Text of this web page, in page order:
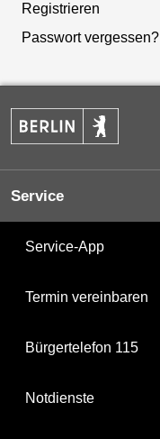
Registrieren
Passwort vergessen?
Service
Service-App
Termin vereinbaren
Bürgertelefon 115
Notdienste